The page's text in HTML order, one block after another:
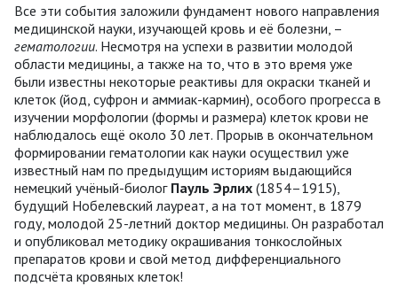
Все эти события заложили фундамент нового направления
медицинской науки, изучающей кровь и её болезни, –
гематологии. Несмотря на успехи в развитии молодой
области медицины, а также на то, что в это время уже
были известны некоторые реактивы для окраски тканей и
клеток (йод, суфрон и аммиак-кармин), особого прогресса в
изучении морфологии (формы и размера) клеток крови не
наблюдалось ещё около 30 лет. Прорыв в окончательном
формировании гематологии как науки осуществил уже
известный нам по предыдущим историям выдающийся
немецкий учёный-биолог Пауль Эрлих (1854–1915),
будущий Нобелевский лауреат, а на тот момент, в 1879
году, молодой 25-летний доктор медицины. Он разработал
и опубликовал методику окрашивания тонкослойных
препаратов крови и свой метод дифференциального
подсчёта кровяных клеток!